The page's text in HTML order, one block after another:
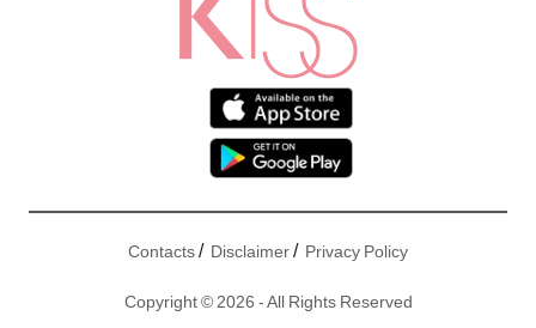
Contacts/ Disclaimer/ Privacy Policy
Copyright © 2026 - All Rights Reserved